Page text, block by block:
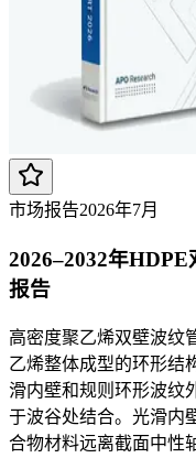
市场报告2026年7月
2026–2032年
报告
高密度聚乙烯双壁波纹
乙烯整体成型的环形结
滑内壁和规则环形波纹
于波谷处结合。光滑内
合物材料远离截面中性